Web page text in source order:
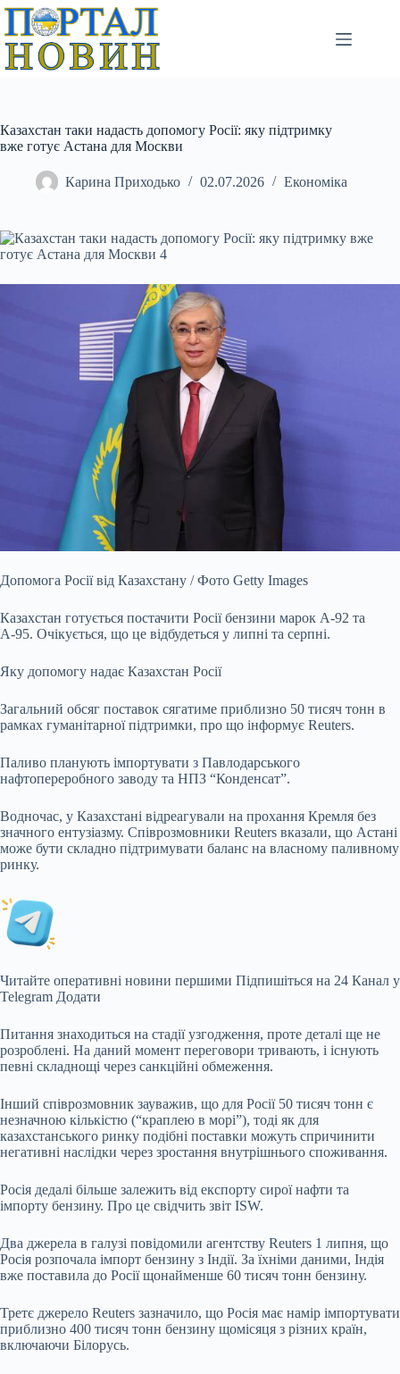
Перейти
вмісту
Казахстан таки надасть допомогу Росії: яку підтримку
вже готує Астана для Москви
Карина Приходько 02.07.2026 Економіка
Допомога Росії від Казахстану / Фото Getty Images
Казахстан готується постачити Росії бензини марок А-92 та
А-95. Очікується, що це відбудеться у липні та серпні.
Яку допомогу надає Казахстан Росії
Загальний обсяг поставок сягатиме приблизно 50 тисяч тонн в
рамках гуманітарної підтримки, про що інформує Reuters.
Паливо планують імпортувати з Павлодарського
нафтопереробного заводу та НПЗ “Конденсат”.
Водночас, у Казахстані відреагували на прохання Кремля без
значного ентузіазму. Співрозмовники Reuters вказали, що Астані
може бути складно підтримувати баланс на власному паливному
ринку.
Читайте оперативні новини першими Підпишіться на 24 Канал у
Telegram Додати
Питання знаходиться на стадії узгодження, проте деталі ще не
розроблені. На даний момент переговори тривають, і існують
певні складнощі через санкційні обмеження.
Інший співрозмовник зауважив, що для Росії 50 тисяч тонн є
незначною кількістю (“краплею в морі”), тоді як для
казахстанського ринку подібні поставки можуть спричинити
негативні наслідки через зростання внутрішнього споживання.
Росія дедалі більше залежить від експорту сирої нафти та
імпорту бензину. Про це свідчить звіт ISW.
Два джерела в галузі повідомили агентству Reuters 1 липня, що
Росія розпочала імпорт бензину з Індії. За їхніми даними, Індія
вже поставила до Росії щонайменше 60 тисяч тонн бензину.
Третє джерело Reuters зазначило, що Росія має намір імпортувати
приблизно 400 тисяч тонн бензину щомісяця з різних країн,
включаючи Білорусь.